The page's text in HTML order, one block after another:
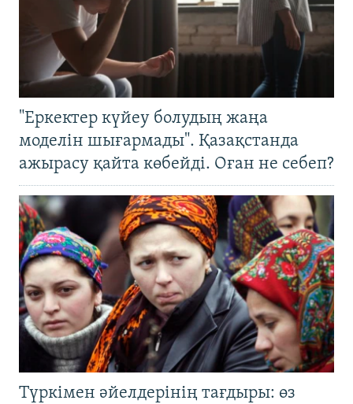
"Еркектер күйеу болудың жаңа
моделін шығармады". Қазақстанда
ажырасу қайта көбейді. Оған не себеп?
Түркімен әйелдерінің тағдыры: өз